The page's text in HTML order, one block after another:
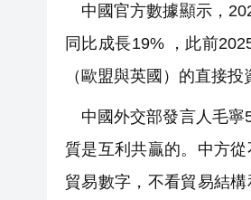
中國官方數據顯示，
同比成長19% ，此前
（歐盟與英國）的直接
中國外交部發言人毛
質是互利共贏的。中方
貿易數字，不看貿易結